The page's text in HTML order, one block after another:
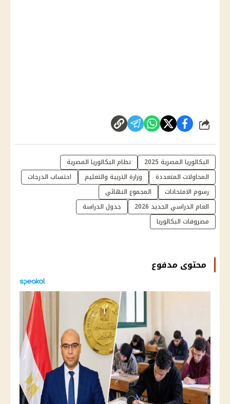
شارك
البكالوريا المصرية 2025
نظام البكالوريا المصرية
المحاولات المتعددة
وزارة التربية والتعليم
احتساب الدرجات
رسوم الامتحانات
المجموع النهائي
العام الدراسي الجديد 2026
جدول الدراسة
مصروفات البكالوريا
محتوى مدفوع